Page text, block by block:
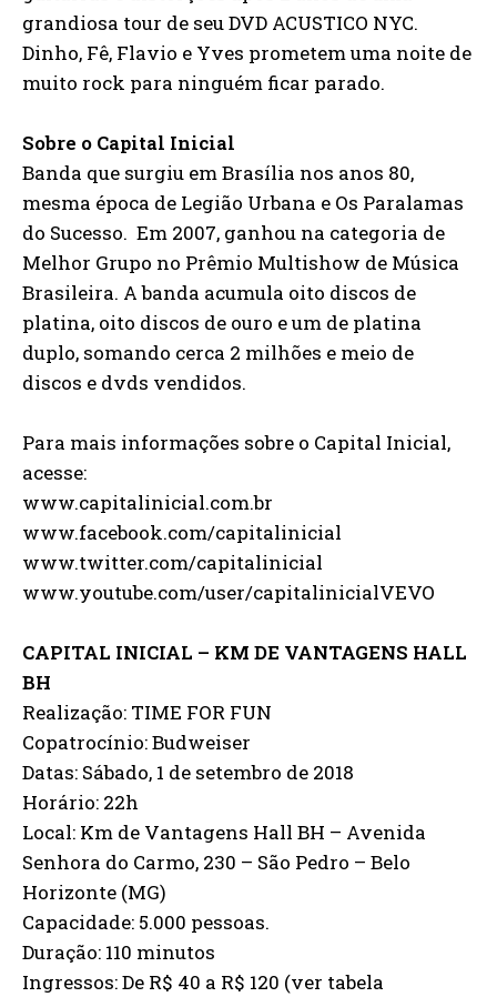
grandiosa tour de seu DVD ACUSTICO NYC.
Dinho, Fê, Flavio e Yves prometem uma noite de
muito rock para ninguém ficar parado.
Sobre o Capital Inicial
Banda que surgiu em Brasília nos anos 80,
mesma época de Legião Urbana e Os Paralamas
do Sucesso. Em 2007, ganhou na categoria de
Melhor Grupo no Prêmio Multishow de Música
Brasileira. A banda acumula oito discos de
platina, oito discos de ouro e um de platina
duplo, somando cerca 2 milhões e meio de
discos e dvds vendidos.
Para mais informações sobre o Capital Inicial,
acesse:
www.capitalinicial.com.br
www.facebook.com/capitalinicial
www.twitter.com/capitalinicial
www.youtube.com/user/capitalinicialVEVO
CAPITAL INICIAL – KM DE VANTAGENS HALL
BH
Realização: TIME FOR FUN
Copatrocínio: Budweiser
Datas: Sábado, 1 de setembro de 2018
Horário: 22h
Local: Km de Vantagens Hall BH – Avenida
Senhora do Carmo, 230 – São Pedro – Belo
Horizonte (MG)
Capacidade: 5.000 pessoas.
Duração: 110 minutos
Ingressos: De R$ 40 a R$ 120 (ver tabela